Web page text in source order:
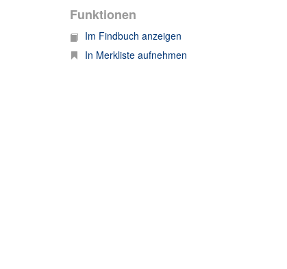
Funktionen
Im Findbuch anzeigen
In Merkliste aufnehmen